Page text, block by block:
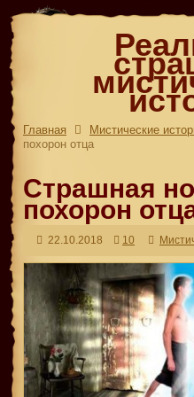
Главная Мистические
похорон отца
Страшная
похорон
22.10.2018 10